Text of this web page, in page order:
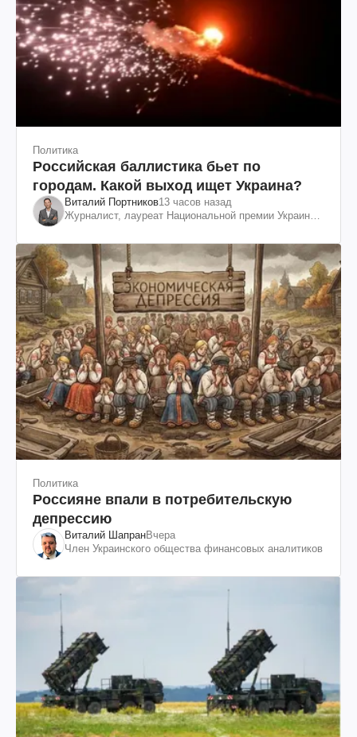
Политика
Российская баллистика бьет по
городам. Какой выход ищет Украина?
Виталий Портников13 часов назад
Журналист, лауреат Национальной премии Украины
Политика
Россияне впали в потребительскую
депрессию
Виталий ШапранВчера
Член Украинского общества финансовых аналитиков